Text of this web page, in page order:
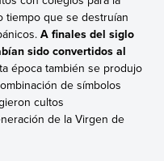
tiempo que se destruían
A finales del siglo
sido convertidos al
época también se produjo
de símbolos
cultos
de la Virgen de